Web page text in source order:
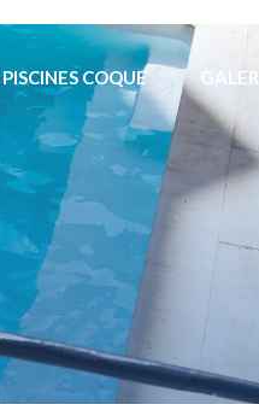
PISCINES COQUE